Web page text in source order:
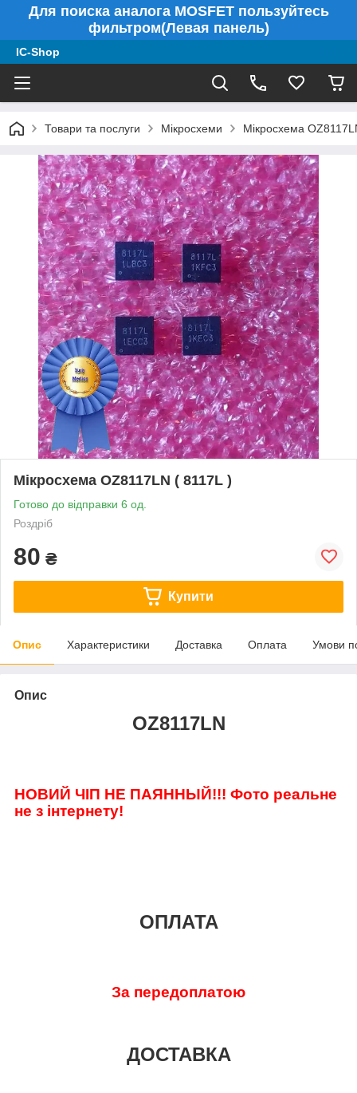
Для поиска аналога MOSFET пользуйтесь
фильтром(Левая панель)
IC-Shop
Товари та послуги Мікросхеми Мікросхема
Мікросхема OZ8117LN ( 8117L )
Готово до відправки 6 од.
Роздріб
80 ₴
Купити
Опис Характеристики Доставка Оплата Умови
Опис
OZ8117LN
НОВИЙ ЧІП НЕ ПАЯННЫЙ!!! Фото реальне
не з інтернету!
ОПЛАТА
За передоплатою
ДОСТАВКА